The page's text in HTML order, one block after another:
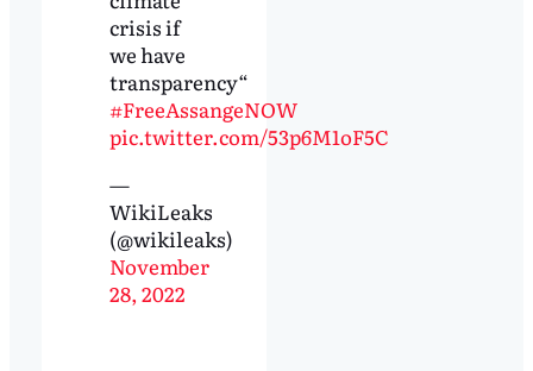
crisis if
we have
transparency“
#FreeAssangeNOW
pic.twitter.com/53p6M1oF5C
—
WikiLeaks
(@wikileaks)
November
28, 2022